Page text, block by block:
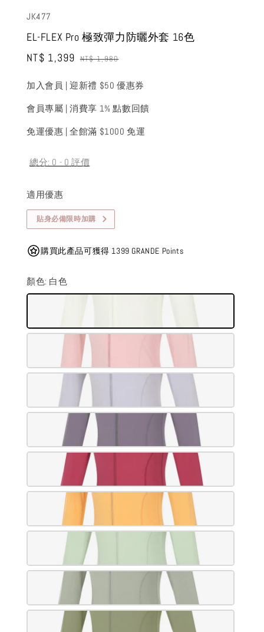
JK477
EL-FLEX Pro 極致彈力防曬外套 16色
Sale
NT$ 1,399 Regular
NT$ 1,980
加入會員 | 迎新禮 $50 優惠券
會員專屬 | 消費享 1% 點數回饋
免運優惠 | 全館滿 $1000 免運
總分: 0 - 0 評價
適用優惠
貼身必備限時加購
購買此產品可獲得 1399 GRANDE Points
顏色: 白色